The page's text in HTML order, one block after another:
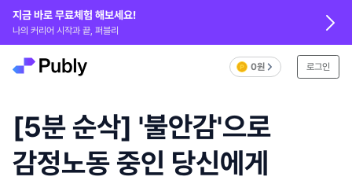
지금 바로 무료체험 해보세요!
나의 커리어 시작과 끝, 퍼블리
0원 로그인
[5분 순삭] '불안감'으로
감정노동 중인 당신에게